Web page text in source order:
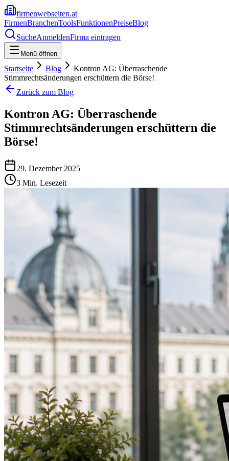
firmenwebseiten.at
FirmenBranchenToolsFunktionenPreiseBlog
SucheAnmeldenFirma eintragen
Menü öffnen
Startseite Blog
Kontron AG: Überraschende
Stimmrechtsänderungen erschüttern die Börse!
Zurück zum Blog
Kontron AG: Überraschende
Stimmrechtsänderungen erschüttern die
Börse!
29. Dezember 2025
3 Min. Lesezeit